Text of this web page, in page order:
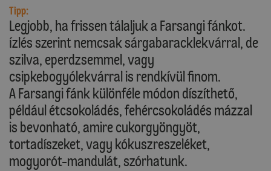
Tipp:
Legjobb, ha frissen tálaljuk a Farsangi fánkot.
Ízlés szerint nemcsak sárgabaracklekvárral, de
szilva, eperdzsemmel, vagy
csipkebogyólekvárral is rendkívül finom.
A Farsangi fánk különféle módon díszíthető,
például étcsokoládés, fehércsokoládés mázzal
is bevonható, amire cukorgyöngyöt,
tortadíszeket, vagy kókuszreszeléket,
mogyorót-mandulát, szórhatunk.